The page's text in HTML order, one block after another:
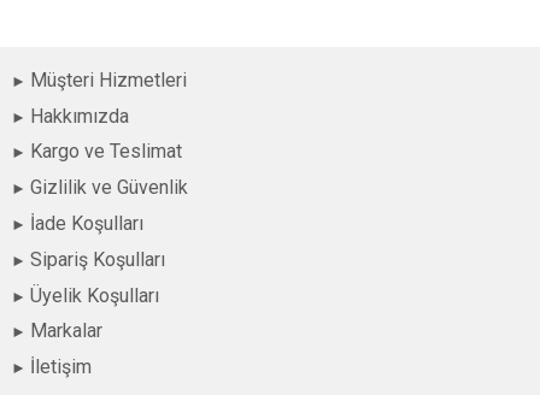
Müşteri Hizmetleri
Hakkımızda
Kargo ve Teslimat
Gizlilik ve Güvenlik
İade Koşulları
Sipariş Koşulları
Üyelik Koşulları
Markalar
İletişim